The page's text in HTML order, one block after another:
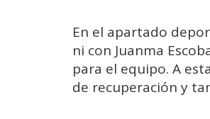
En el apartado
ni con Juanma
para el equipo. A
de recuperación y